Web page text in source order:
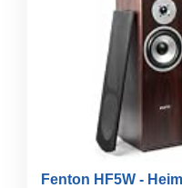
Fenton HF5W -